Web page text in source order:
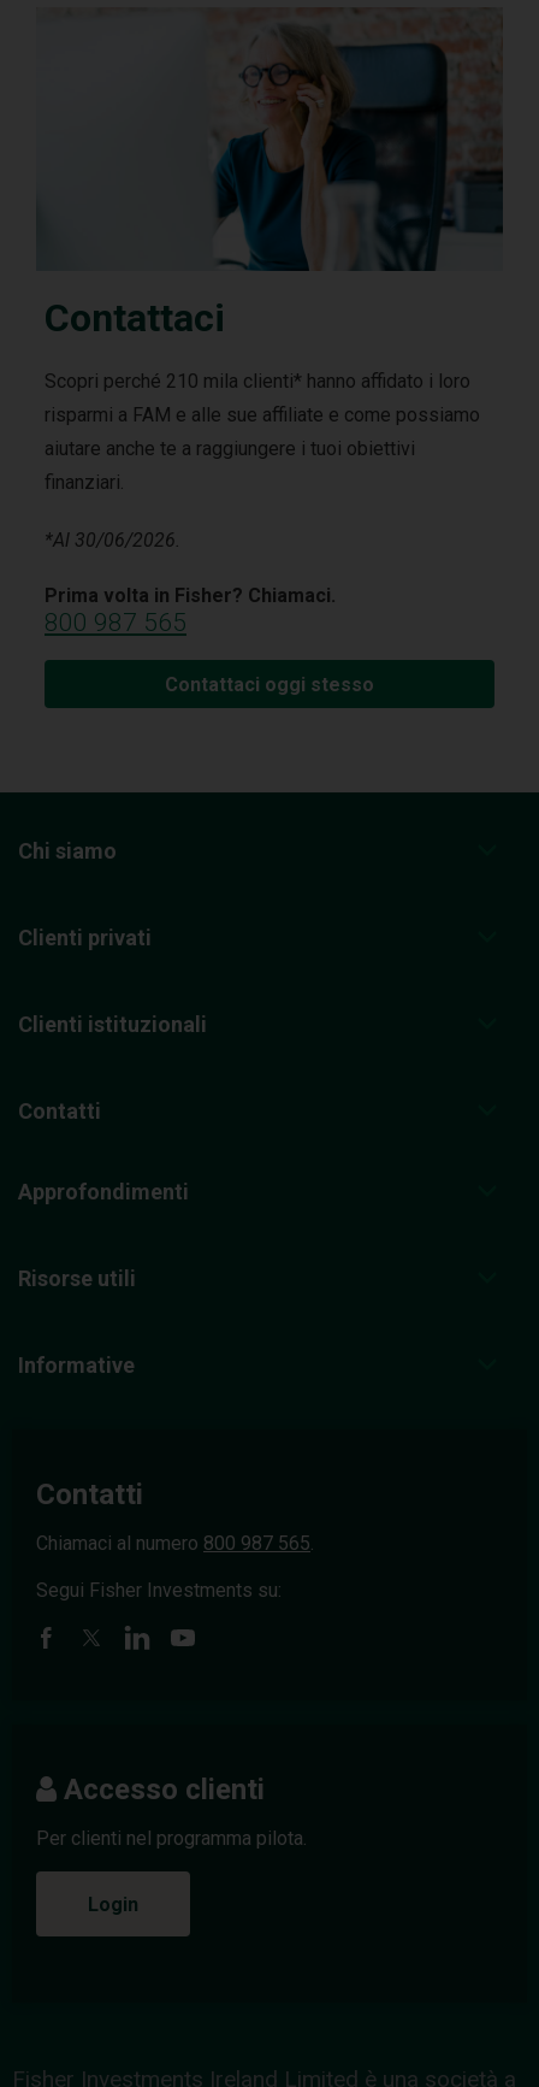
Contattaci
Scopri perché 210 mila clienti* hanno affidato i loro
risparmi a FAM e alle sue affiliate e come possiamo
aiutare anche te a raggiungere i tuoi obiettivi
finanziari.
*Al 30/06/2026.
Prima volta in Fisher? Chiamaci.
800 987 565
Contattaci oggi stesso
Chi siamo
Clienti privati
Clienti istituzionali
Contatti
Approfondimenti
Risorse utili
Informative
Contatti
Chiamaci al numero 800 987 565
Segui Fisher Investments su:
Accesso clienti
Per clienti nel programma pilota.
Login
Fisher Investments Ireland Limited è una società a